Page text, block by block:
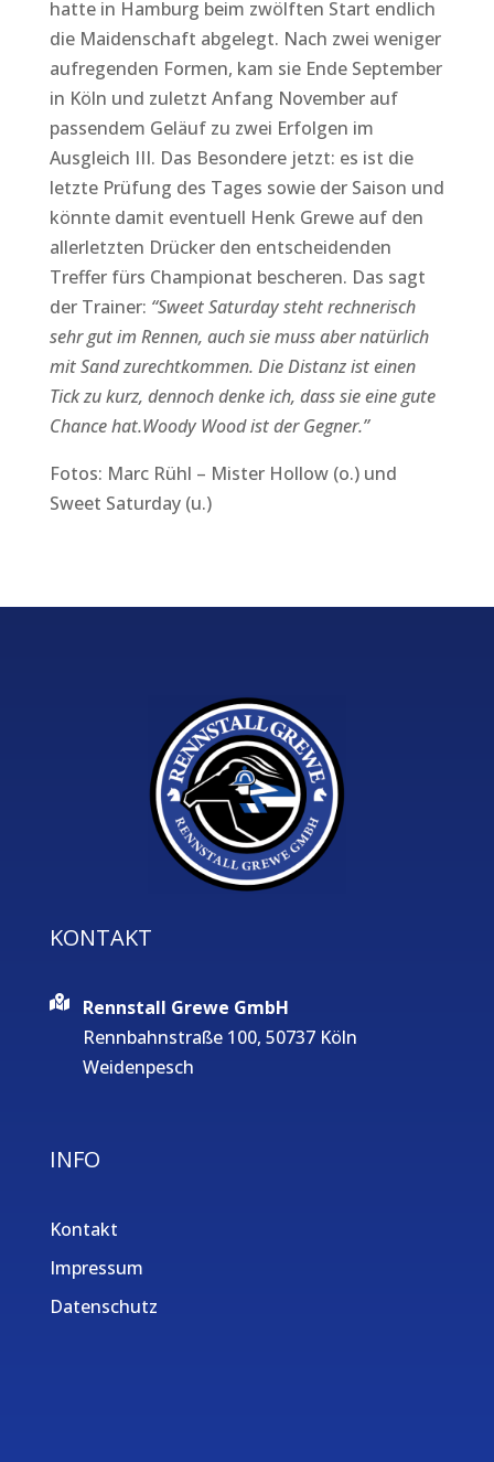
hatte in Hamburg beim zwölften Start endlich
die Maidenschaft abgelegt. Nach zwei weniger
aufregenden Formen, kam sie Ende September
in Köln und zuletzt Anfang November auf
passendem Geläuf zu zwei Erfolgen im
Ausgleich III. Das Besondere jetzt: es ist die
letzte Prüfung des Tages sowie der Saison und
könnte damit eventuell Henk Grewe auf den
allerletzten Drücker den entscheidenden
Treffer fürs Championat bescheren. Das sagt
der Trainer: “Sweet Saturday steht rechnerisch
sehr gut im Rennen, auch sie muss aber natürlich
mit Sand zurechtkommen. Die Distanz ist einen
Tick zu kurz, dennoch denke ich, dass sie eine gute
Chance hat.Woody Wood ist der Gegner.”
Fotos: Marc Rühl – Mister Hollow (o.) und
Sweet Saturday (u.)
KONTAKT
Rennstall Grewe GmbH
Rennbahnstraße 100, 50737 Köln
Weidenpesch
INFO
Kontakt
Impressum
Datenschutz